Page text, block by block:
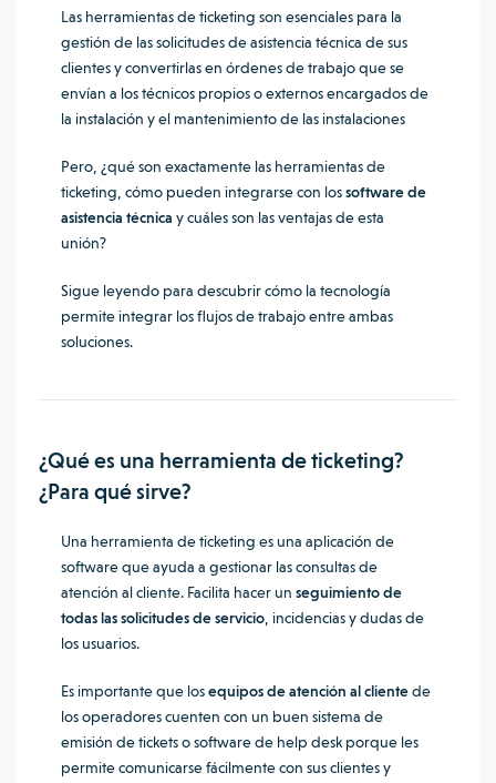
Las herramientas de ticketing son esenciales para la
gestión de las solicitudes de asistencia técnica de sus
clientes y convertirlas en órdenes de trabajo que se
envían a los técnicos propios o externos encargados de
la instalación y el mantenimiento de las instalaciones
Pero, ¿qué son exactamente las herramientas de
ticketing, cómo pueden integrarse con lossoftware de
asistencia técnica y cuáles son las ventajas de esta
unión?
Sigue leyendo para descubrir cómo la tecnología
permite integrar los flujos de trabajo entre ambas
soluciones.
¿Qué es una herramienta de ticketing?
¿Para qué sirve?
Una herramienta de ticketing es una aplicación de
software que ayuda a gestionar las consultas de
atención al cliente. Facilita hacer un seguimiento de
todas las solicitudes de servicio , incidencias y dudas de
los usuarios.
Es importante que losequipos de atención al clientede
los operadores cuenten con un buen sistema de
emisión de tickets o software de help desk porque les
permite comunicarse fácilmente con sus clientes y